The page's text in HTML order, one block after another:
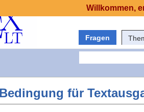
Fragen
für
Willkommen,